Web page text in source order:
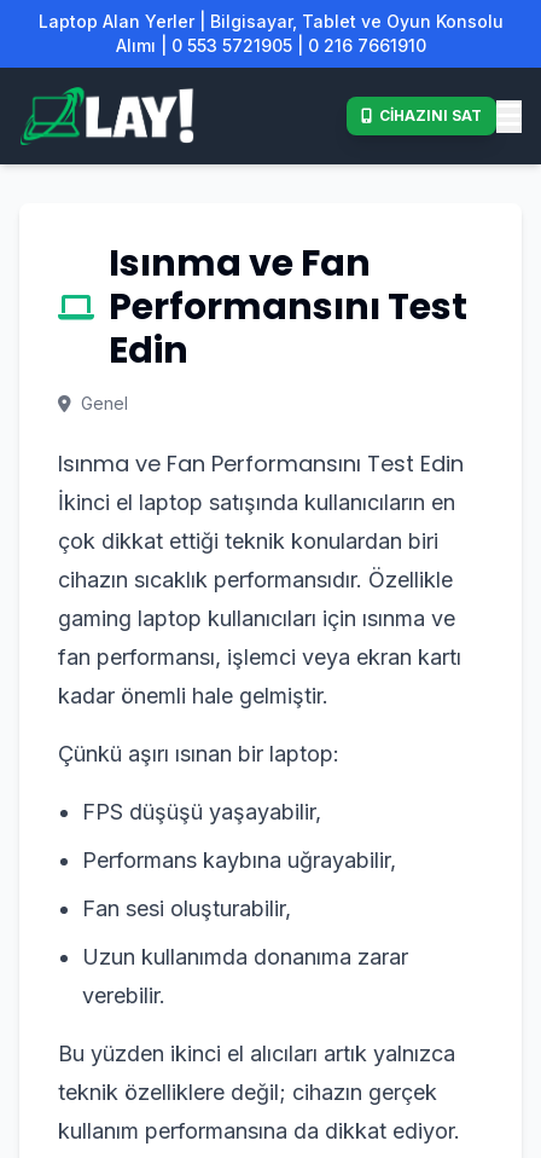
Laptop Alan Yerler | Bilgisayar, Tablet ve Oyun Konsolu
Alımı | 0 553 5721905 | 0 216 7661910
CİHAZINI SAT
Isınma ve Fan
Performansını Test
Edin
Genel
Isınma ve Fan Performansını Test Edin
İkinci el laptop satışında kullanıcıların en
çok dikkat ettiği teknik konulardan biri
cihazın sıcaklık performansıdır. Özellikle
gaming laptop kullanıcıları için ısınma ve
fan performansı, işlemci veya ekran kartı
kadar önemli hale gelmiştir.
Çünkü aşırı ısınan bir laptop:
FPS düşüşü yaşayabilir,
Performans kaybına uğrayabilir,
Fan sesi oluşturabilir,
Uzun kullanımda donanıma zarar
verebilir.
Bu yüzden ikinci el alıcıları artık yalnızca
teknik özelliklere değil; cihazın gerçek
kullanım performansına da dikkat ediyor.